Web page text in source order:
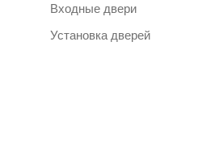
Входные двери
Установка дверей